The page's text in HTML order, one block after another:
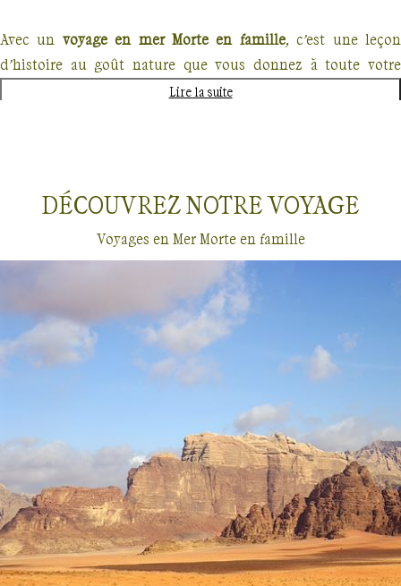
Voyages en famille Mer Morte
Avec un voyage en mer Morte en famille, c’est une leçon
d’histoire au goût nature que vous donnez à toute votre
tribu. A cheval entre le croissant fertile et le désert d'Arabie, la
habitants de Pétra, ville exceptionnelle où serait né l’alphabet
Ici, civilisations et paysages rivalisent, pour donner aux
réalisations des hommes un décor de légende.
, forteresse construite en 1115 par Baudouin I
Jérusalem.
Eaux salines de la mer Morte
, sur lesquelles faire
l’expérience d’une flottaison unique au monde. Mont Nébo
d’où Moïse aurait aperçu la Terre Promise…
voyage en mer Morte en famille
, c’est
évidemmentPétra , l’inégalable cité nabatéenne, lovée dans
l’écrin du wadi Rum. Deux journées ne seront pas de trop
pour permettre à tous de réaliser la richesse incomparable de
ce lieu envoûtant :Al-Deir,Qasr al-Bint,grand temple,église
byzantine,djebel Al Khubthaoù sont nichés tombeaux et
habitation,djebel Al Madbahet le haut lieu des sacrifices. Le
Lire la suite
DÉCOUVREZ NOTREVOYAGE
Voyages en Mer Morte en famille